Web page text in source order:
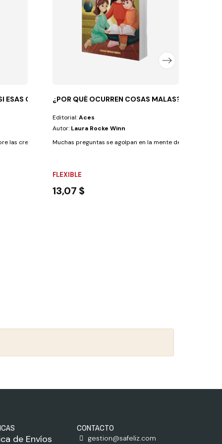
ESAS COSAS.
las creencias de los Testigos de Jehová,...
¿POR QUÉ OCURREN COSAS MALAS?
Editorial:Aces
Autor: Laura Rocke Winn
Muchas preguntas se agolpan en la mente de Rita, y la más
FLEXIBLE
13,07 $
de Envíos
CONTACTO
gestion@safeliz.com